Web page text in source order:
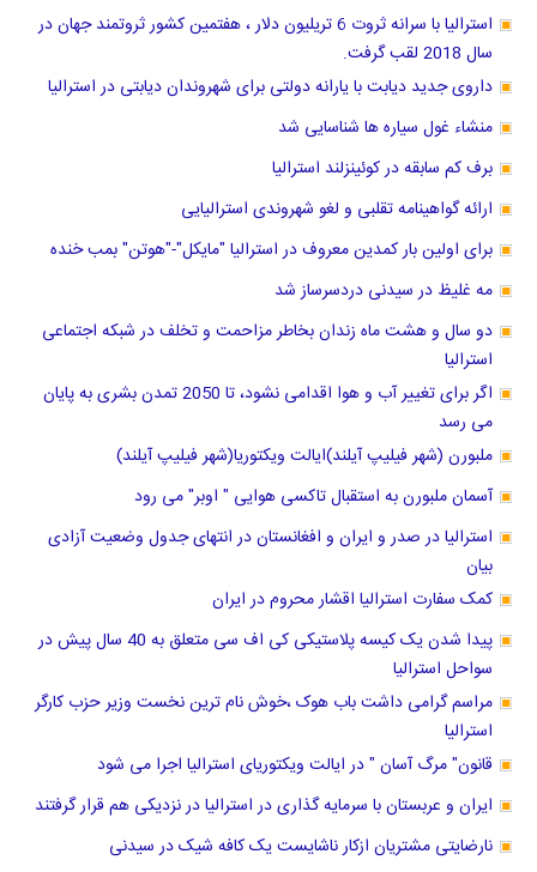
استرالیا با سرانه ثروت 6 تریلیون دلار ، هفتمین کشور ثروتمند جهان در
سال 2018 لقب گرفت.
داروی جدید دیابت با یارانه دولتی برای شهروندان دیابتی در استرالیا
منشاء غول سیاره ها شناسایی شد
برف کم سابقه در کوئینزلند استرالیا
ارائه گواهینامه تقلبی و لغو شهروندی استرالیایی
برای اولین بار کمدین معروف در استرالیا "مایکل"-"هوتن" بمب خنده
مه غلیظ در سیدنی دردسرساز شد
دو سال و هشت ماه زندان بخاطر مزاحمت و تخلف در شبکه اجتماعی
استرالیا
اگر برای تغییر آب و هوا اقدامی نشود، تا 2050 تمدن بشری به پایان
می رسد
ملبورن (شهر فیلیپ آیلند)ایالت ویکتوریا(شهر فیلیپ آیلند)
آسمان ملبورن به استقبال تاکسی هوایی " اوبر" می رود
استرالیا در صدر و ایران و افغانستان در انتهای جدول وضعیت آزادی
بیان
کمک سفارت استرالیا اقشار محروم در ایران
پیدا شدن یک کیسه پلاستیکی کی اف سی متعلق به 40 سال پیش در
سواحل استرالیا
مراسم گرامی داشت باب هوک ،خوش نام ترین نخست وزیر حزب کارگر
استرالیا
قانون" مرگ آسان " در ایالت ویکتوریای استرالیا اجرا می شود
ایران و عربستان با سرمایه گذاری در استرالیا در نزدیکی هم قرار گرفتند
نارضایتی مشتریان ازکار ناشایست یک کافه شیک در سیدنی